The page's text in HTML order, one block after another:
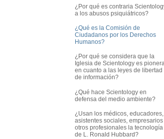
¿Por qué es contraria
a los abusos psiquiátricos?
¿Qué es la Comisión de
Ciudadanos por los Derechos
Humanos?
¿Por qué se considera que la
Iglesia de Scientology es
en cuanto a las leyes de libertad
de información?
¿Qué hace Scientology en
defensa del medio ambiente?
¿Usan los médicos, educadores,
asistentes sociales, empresarios
otros profesionales la tecnología
de L. Ronald Hubbard?